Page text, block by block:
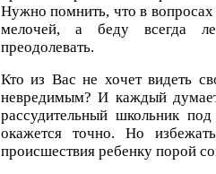
Нужно помнить, что в вопросах
мелочей, а беду всегда
преодолевать.
Кто из Вас не хочет видеть
невредимым? И каждый
рассудительный школьник
окажется точно. Но
происшествия ребенку порой